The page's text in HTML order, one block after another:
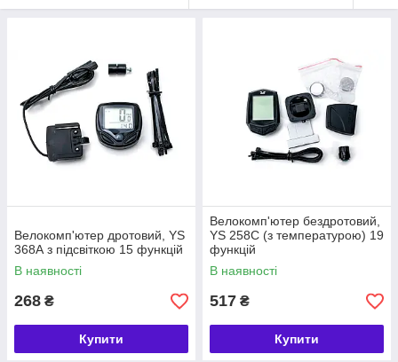
Велокомп'ютер дротовий, YS
368А з підсвіткою 15 функцій
В наявності
268 ₴
Купити
Велокомп'ютер бездротовий,
YS 258С (з температурою) 19
функцій
В наявності
517 ₴
Купити